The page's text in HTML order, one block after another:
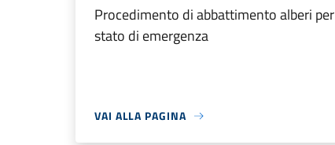
Procedimento di abbattimento alberi per
stato di emergenza
VAI ALLA PAGINA